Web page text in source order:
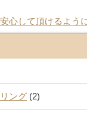
心して頂けるよう
ング(2)